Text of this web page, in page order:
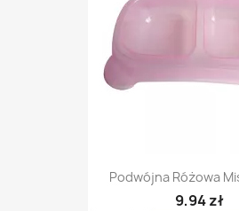
Podwójna Różowa
9,94 zł